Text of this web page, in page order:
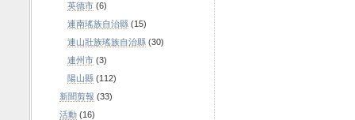
英德市 (6)
連南瑤族自治縣 (15)
連山壯族瑤族自治縣 (30)
連州市 (3)
陽山縣 (112)
新聞剪報 (33)
活動 (16)